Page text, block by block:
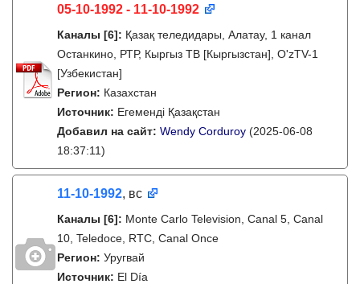
05-10-1992 - 11-10-1992
Каналы [6]: Қазақ теледидары, Алатау, 1 канал
Останкино, РТР, Кыргыз ТВ [Кыргызстан], O'zTV-1
[Узбекистан]
Регион: Казахстан
Источник: Егеменді Қазақстан
Добавил на сайт: Wendy Corduroy (2025-06-08
18:37:11)
11-10-1992, вс
Каналы [6]: Monte Carlo Television, Canal 5, Canal
10, Teledoce, RTC, Canal Once
Регион: Уругвай
Источник: El Día